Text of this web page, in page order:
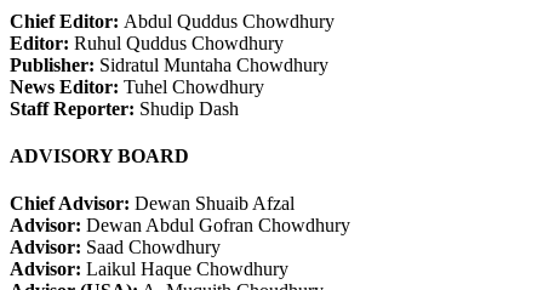
Chief Editor: Abdul Quddus Chowdhury
Editor: Ruhul Quddus Chowdhury
Publisher: Sidratul Muntaha Chowdhury
News Editor: Tuhel Chowdhury
Staff Reporter: Shudip Dash
ADVISORY BOARD
Chief Advisor: Dewan Shuaib Afzal
Advisor: Dewan Abdul Gofran Chowdhury
Advisor: Saad Chowdhury
Advisor: Laikul Haque Chowdhury